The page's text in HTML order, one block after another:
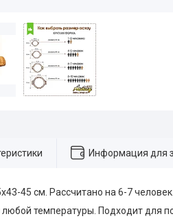
Информация для
45 см. Рассчитано на 6-7 человек.
температуры. Подходит для